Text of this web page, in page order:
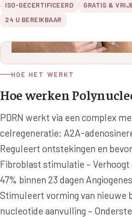
Mondhoeken
Neus
Jukbeenderen
Wangen
CONTOUR & HALS
Kaaklijn
Hals
Decolleté
Handen
Saypha Volume
Saypha Volume Plus
Sculptra (collageen aanmaak)
Silhouette Soft
Teosyal Redensity
HUID & AANVULLEND
Epionce huidverzorging
Overgevoelige Huid Profiel
Instagram Gezicht Profiel
Volume Verlies Profiel
Atletisch verouderings profiel
Digitale Nek Profiel
ISO-GECERTIFICEERD
GRATIS &
24 U BEREIKBAAR
HOE HET WERKT
Hoe werken
PDRN werkt via een complex
celregeneratie: A2A-
Reguleert ontstekingen en
Fibroblast stimulatie –
47% binnen 23 dagen
Stimuleert vorming van nieuwe
nucleotide aanvulling –